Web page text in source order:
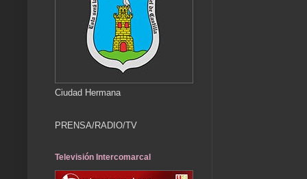
Ciudad Hermana
PRENSA/RADIO/TV
Televisión Intercomarcal